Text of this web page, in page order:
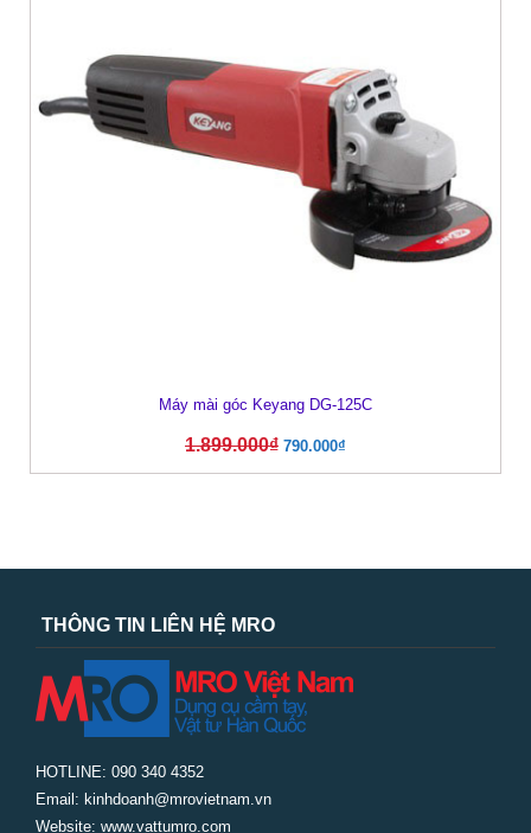
Máy mài góc Keyang DG-125C
1.899.000₫ 790.000₫
THÔNG TIN LIÊN HỆ MRO
HOTLINE: 090 340 4352
Email: kinhdoanh@mrovietnam.vn
Website: www.vattumro.com